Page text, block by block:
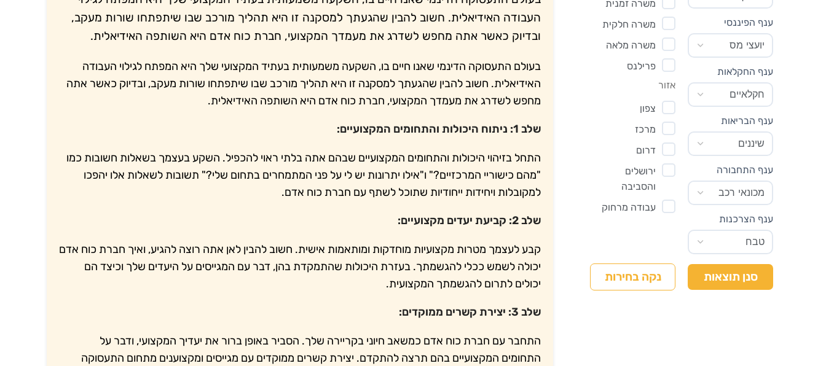
ענף הפיננסי
ענף החקלאות
ענף הבריאות
ענף התחבורה
ענף הצרכנות
משרה זמנית
משרה חלקית
משרה מלאה
פרילנס
אזור
צפון
מרכז
דרום
ירושלים
והסביבה
עבודה מרחוק
סנן תוצאות נקה בחירות
העבודה האידיאלית. חשוב להבין שהגעתך למסקנה זו היא תהליך מורכב שבו שיתפתחו שורות מעקב,
ובדיוק כאשר אתה מחפש לשדרג את מעמדך המקצועי, חברת כוח אדם היא השותפה האידיאלית.
בעולם התעסוקה הדינמי שאנו חיים בו, השקעה משמעותית בעתיד המקצועי שלך היא המפתח לגילוי העבודה
האידיאלית. חשוב להבין שהגעתך למסקנה זו היא תהליך מורכב שבו שיתפתחו שורות מעקב, ובדיוק כאשר אתה
מחפש לשדרג את מעמדך המקצועי, חברת כוח אדם היא השותפה האידיאלית.
שלב 1: ניתוח היכולות והתחומים המקצועיים:
התחל בזיהוי היכולות והתחומים המקצועיים שבהם אתה בלתי ראוי להכפיל. השקע בעצמך בשאלות חשובות כמו
"מהם כישוריי המרכזיים?" ו"אילו יתרונות יש לי על פני המתמחרים בתחום שלי?" תשובות לשאלות אלו יהפכו
למקובלות ויחידות ייחודיות שתוכל לשתף עם חברת כוח אדם.
שלב 2: קביעת יעדים מקצועיים:
קבע לעצמך מטרות מקצועיות מוחדקות ומותאמות אישית. חשוב להבין לאן אתה רוצה להגיע, ואיך חברת כוח אדם
יכולה לשמש ככלי להגשמתך. בעזרת היכולות שהתמקדת בהן, דבר עם המגייסים על היעדים שלך וכיצד הם
יכולים לתרום להגשמתך המקצועית.
שלב 3: יצירת קשרים ממוקדים:
התחבר עם חברת כוח אדם כמשאב חיוני בקריירה שלך. הסביר באופן ברור את יעדיך המקצועי, ודבר על
התחומים המקצועיים בהם תרצה להתקדם. יצירת קשרים ממוקדים עם מגייסים ומקצוענים מתחום התעסוקה